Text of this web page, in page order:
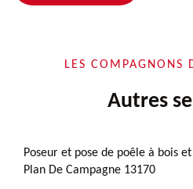
LES COMPAGNONS
Autres
Poseur et pose de poêle à bois
Plan De Campagne 13170